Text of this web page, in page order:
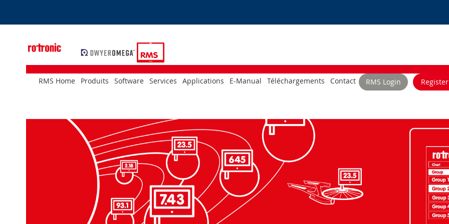
RMS Home Produits Software Services Applications E-Manual Téléchargements Contact RMS Login